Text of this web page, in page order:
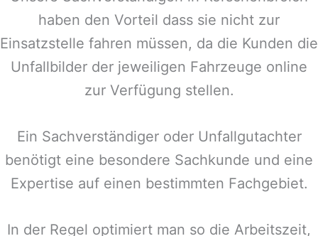
haben den Vorteil dass sie nicht zur
Einsatzstelle fahren müssen, da die Kunden die
Unfallbilder der jeweiligen Fahrzeuge online
zur Verfügung stellen.
Ein Sachverständiger oder Unfallgutachter
benötigt eine besondere Sachkunde und eine
Expertise auf einen bestimmten Fachgebiet.
In der Regel optimiert man so die Arbeitszeit,